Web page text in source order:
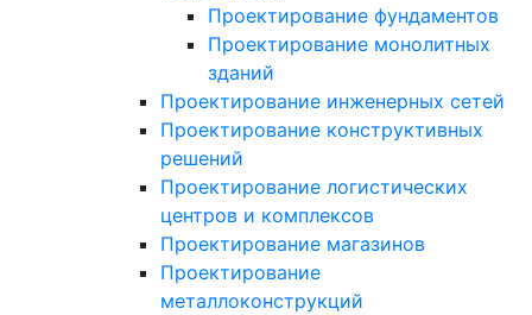
Проектирование фундаментов
Проектирование монолитных
зданий
Проектирование инженерных сетей
Проектирование конструктивных
решений
Проектирование логистических
центров и комплексов
Проектирование магазинов
Проектирование
металлоконструкций